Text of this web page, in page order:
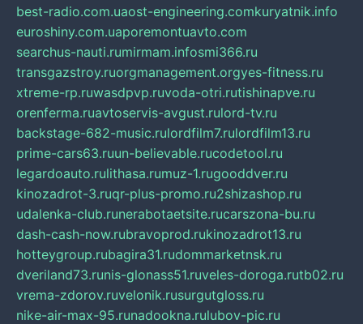
best-radio.com.uaost-engineering.comkuryatnik.info
euroshiny.com.uaporemontuavto.com
searchus-nauti.rumirmam.infosmi366.ru
transgazstroy.ruorgmanagement.orgyes-fitness.ru
xtreme-rp.ruwasdpvp.ruvoda-otri.rutishinapve.ru
orenferma.ruavtoservis-avgust.rulord-tv.ru
backstage-682-music.rulordfilm7.rulordfilm13.ru
prime-cars63.ruun-believable.rucodetool.ru
legardoauto.rulithasa.rumuz-1.rugooddver.ru
kinozadrot-3.ruqr-plus-promo.ru2shizashop.ru
udalenka-club.runerabotaetsite.rucarszona-bu.ru
dash-cash-now.rubravoprod.rukinozadrot13.ru
hotteygroup.rubagira31.rudommarketnsk.ru
dveriland73.runis-glonass51.ruveles-doroga.rutb02.ru
vrema-zdorov.ruvelonik.rusurgutgloss.ru
nike-air-max-95.runadookna.rulubov-pic.ru